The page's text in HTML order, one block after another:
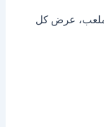
عرض كل